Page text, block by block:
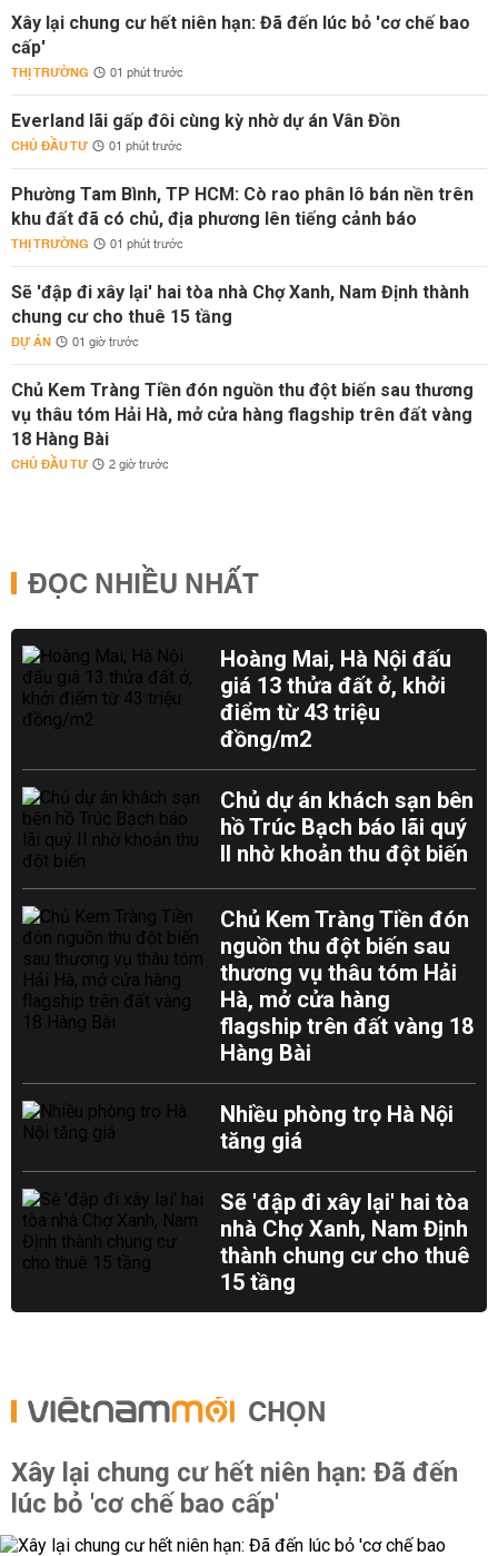
Xây lại chung cư hết niên hạn: Đã đến lúc bỏ 'cơ chế bao
cấp'
THỊ TRƯỜNG 01 phút trước
Everland lãi gấp đôi cùng kỳ nhờ dự án Vân Đồn
CHỦ ĐẦU TƯ 01 phút trước
Phường Tam Bình, TP HCM: Cò rao phân lô bán nền trên
khu đất đã có chủ, địa phương lên tiếng cảnh báo
THỊ TRƯỜNG 01 phút trước
Sẽ 'đập đi xây lại' hai tòa nhà Chợ Xanh, Nam Định thành
chung cư cho thuê 15 tầng
DỰ ÁN 01 giờ trước
Chủ Kem Tràng Tiền đón nguồn thu đột biến sau thương
vụ thâu tóm Hải Hà, mở cửa hàng flagship trên đất vàng
18 Hàng Bài
CHỦ ĐẦU TƯ 2 giờ trước
ĐỌC NHIỀU NHẤT
Hoàng Mai, Hà Nội đấu
giá 13 thửa đất ở, khởi
điểm từ 43 triệu
đồng/m2
Chủ dự án khách sạn bên
hồ Trúc Bạch báo lãi quý
II nhờ khoản thu đột biến
Chủ Kem Tràng Tiền đón
nguồn thu đột biến sau
thương vụ thâu tóm Hải
Hà, mở cửa hàng
flagship trên đất vàng 18
Hàng Bài
Nhiều phòng trọ Hà Nội
tăng giá
Sẽ 'đập đi xây lại' hai tòa
nhà Chợ Xanh, Nam Định
thành chung cư cho thuê
15 tầng
CHỌN
Xây lại chung cư hết niên hạn: Đã đến
lúc bỏ 'cơ chế bao cấp'